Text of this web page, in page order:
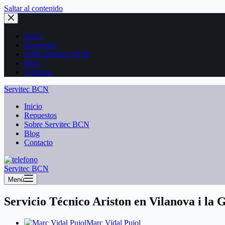
Saltar al contenido
Inicio
Repuestos
Sobre Servitec BCN
Blog
Contacto
Servitec BCN
Inicio
Repuestos
Sobre Servitec BCN
Blog
Contacto
Servitec BCN
Menú
Servicio Técnico Ariston en Vilanova i la
Marc Vidal Pujol